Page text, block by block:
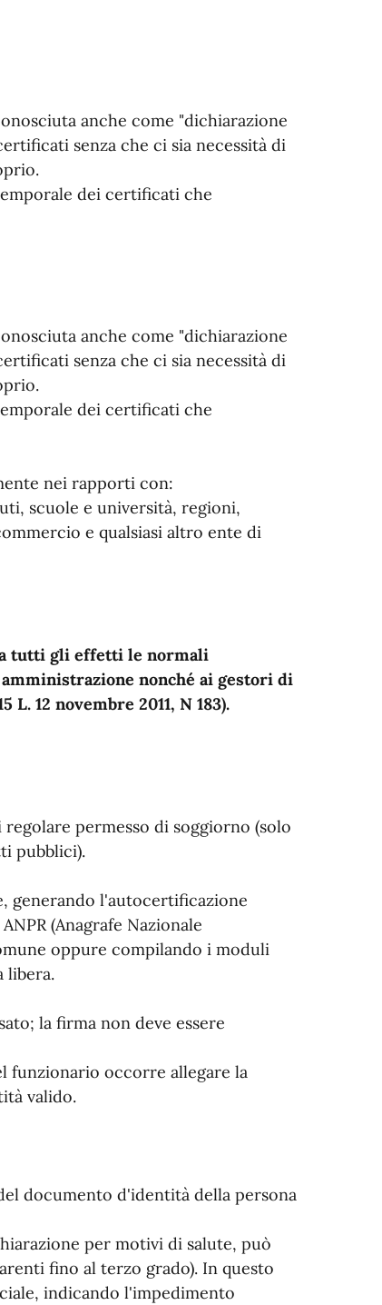
anche come "dichiarazione
senza che ci sia necessità di
dei certificati che
anche come "dichiarazione
senza che ci sia necessità di
dei certificati che
nei rapporti con:
scuole e università, regioni,
e qualsiasi altro ente di
a tutti gli effetti le normali
nonché ai gestori di
12 novembre 2011, N 183).
permesso di soggiorno (solo
pubblici).
generando l'autocertificazione
(Anagrafe Nazionale
oppure compilando i moduli
libera.
la firma non deve essere
funzionario occorre allegare la
valido.
documento d'identità della persona
per motivi di salute, può
fino al terzo grado). In questo
indicando l'impedimento